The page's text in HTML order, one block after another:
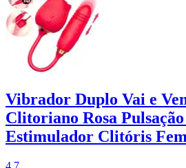
Vibrador Duplo Vai e
Clitoriano Rosa
Estimulador Clitóris
4.7